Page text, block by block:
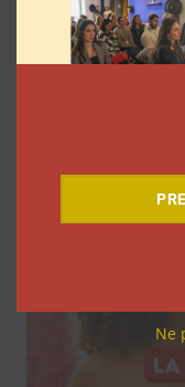
réseaux
Netflix
Ne